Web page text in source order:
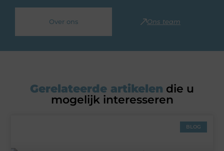
Over ons Ons team
Gerelateerde artikelen die u
mogelijk interesseren
BLOG